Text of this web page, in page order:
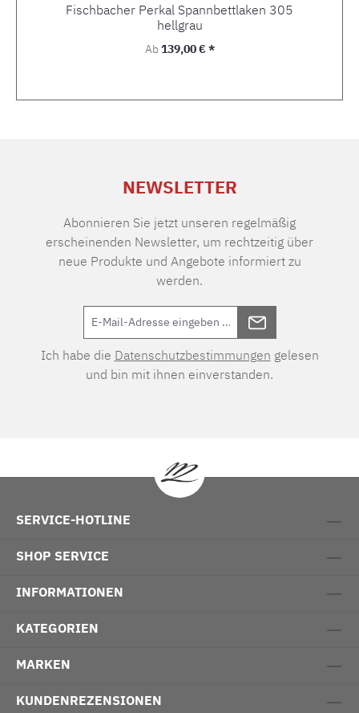
Fischbacher Perkal Spannbettlaken 305
hellgrau
Regulärer Preis:
Ab139,00 € *
NEWSLETTER
Abonnieren Sie jetzt unseren regelmäßig
erscheinenden Newsletter, um rechtzeitig über
neue Produkte und Angebote informiert zu
werden.
Ich habe die Datenschutzbestimmungen gelesen
und bin mit ihnen einverstanden.
SERVICE-HOTLINE
SHOP SERVICE
INFORMATIONEN
KATEGORIEN
MARKEN
KUNDENREZENSIONEN